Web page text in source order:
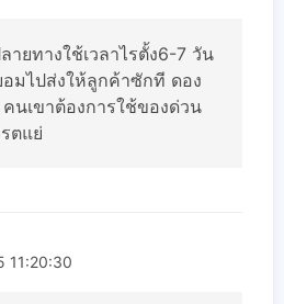
ายทางใช้เวลาไรตั้ง6-7 วัน
อมไปส่งให้ลูกค้าซักที ดอง
นเขาต้องการใช้ของด่วน
ตแย่
11:20:30